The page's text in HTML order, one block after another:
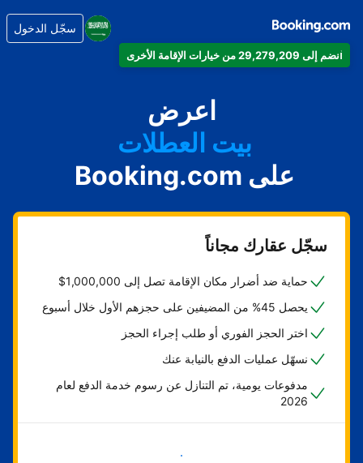
انضم إلى 29,279,209 من خيارات الإقامة الأخرى
سجّل الدخول
اعرض
شقتك
فندقك
بيت العطلات
شقتك الفندقية
منتجعك
على Booking.com
سجّل عقارك مجاناً
حماية ضد أضرار مكان الإقامة تصل إلى 1,000,000$
يحصل 45% من المضيفين على حجزهم الأول خلال أسبوع
اختر الحجز الفوري أو طلب إجراء الحجز
نسهّل عمليات الدفع بالنيابة عنك
مدفوعات يومية، تم التنازل عن رسوم خدمة الدفع لعام
2026
ابدأ الآن